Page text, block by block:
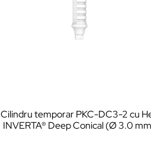
Cilindru temporar PKC-DC3-2 cu
INVERTA® Deep Conical (Ø 3.0